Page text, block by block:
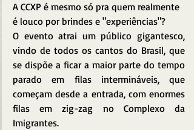
A CCXP é mesmo só pra quem realmente
é louco por brindes e "experiências"?
O evento atrai um público gigantesco,
vindo de todos os cantos do Brasil, que
se dispõe a ficar a maior parte do tempo
parado em filas intermináveis, que
começam desde a entrada, com enormes
filas em zig-zag no Complexo da
Imigrantes.